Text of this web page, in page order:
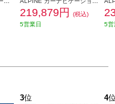
219,879円
(税込)
5営業日
5営
3位 4